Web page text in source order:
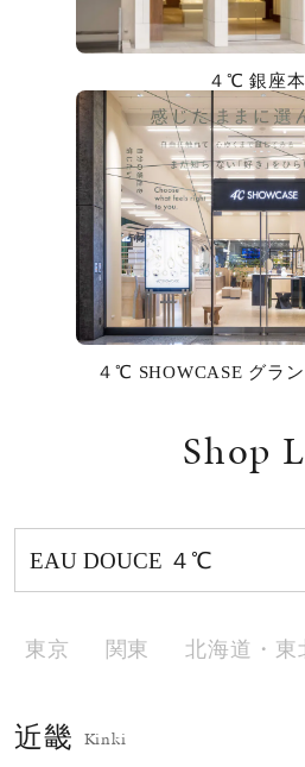
ファッションテイスト
着用シーン
在庫
４℃ 銀座
４℃ SHOWCASE グラ
Shop
東京 関東 北海道・東
近畿 Kinki